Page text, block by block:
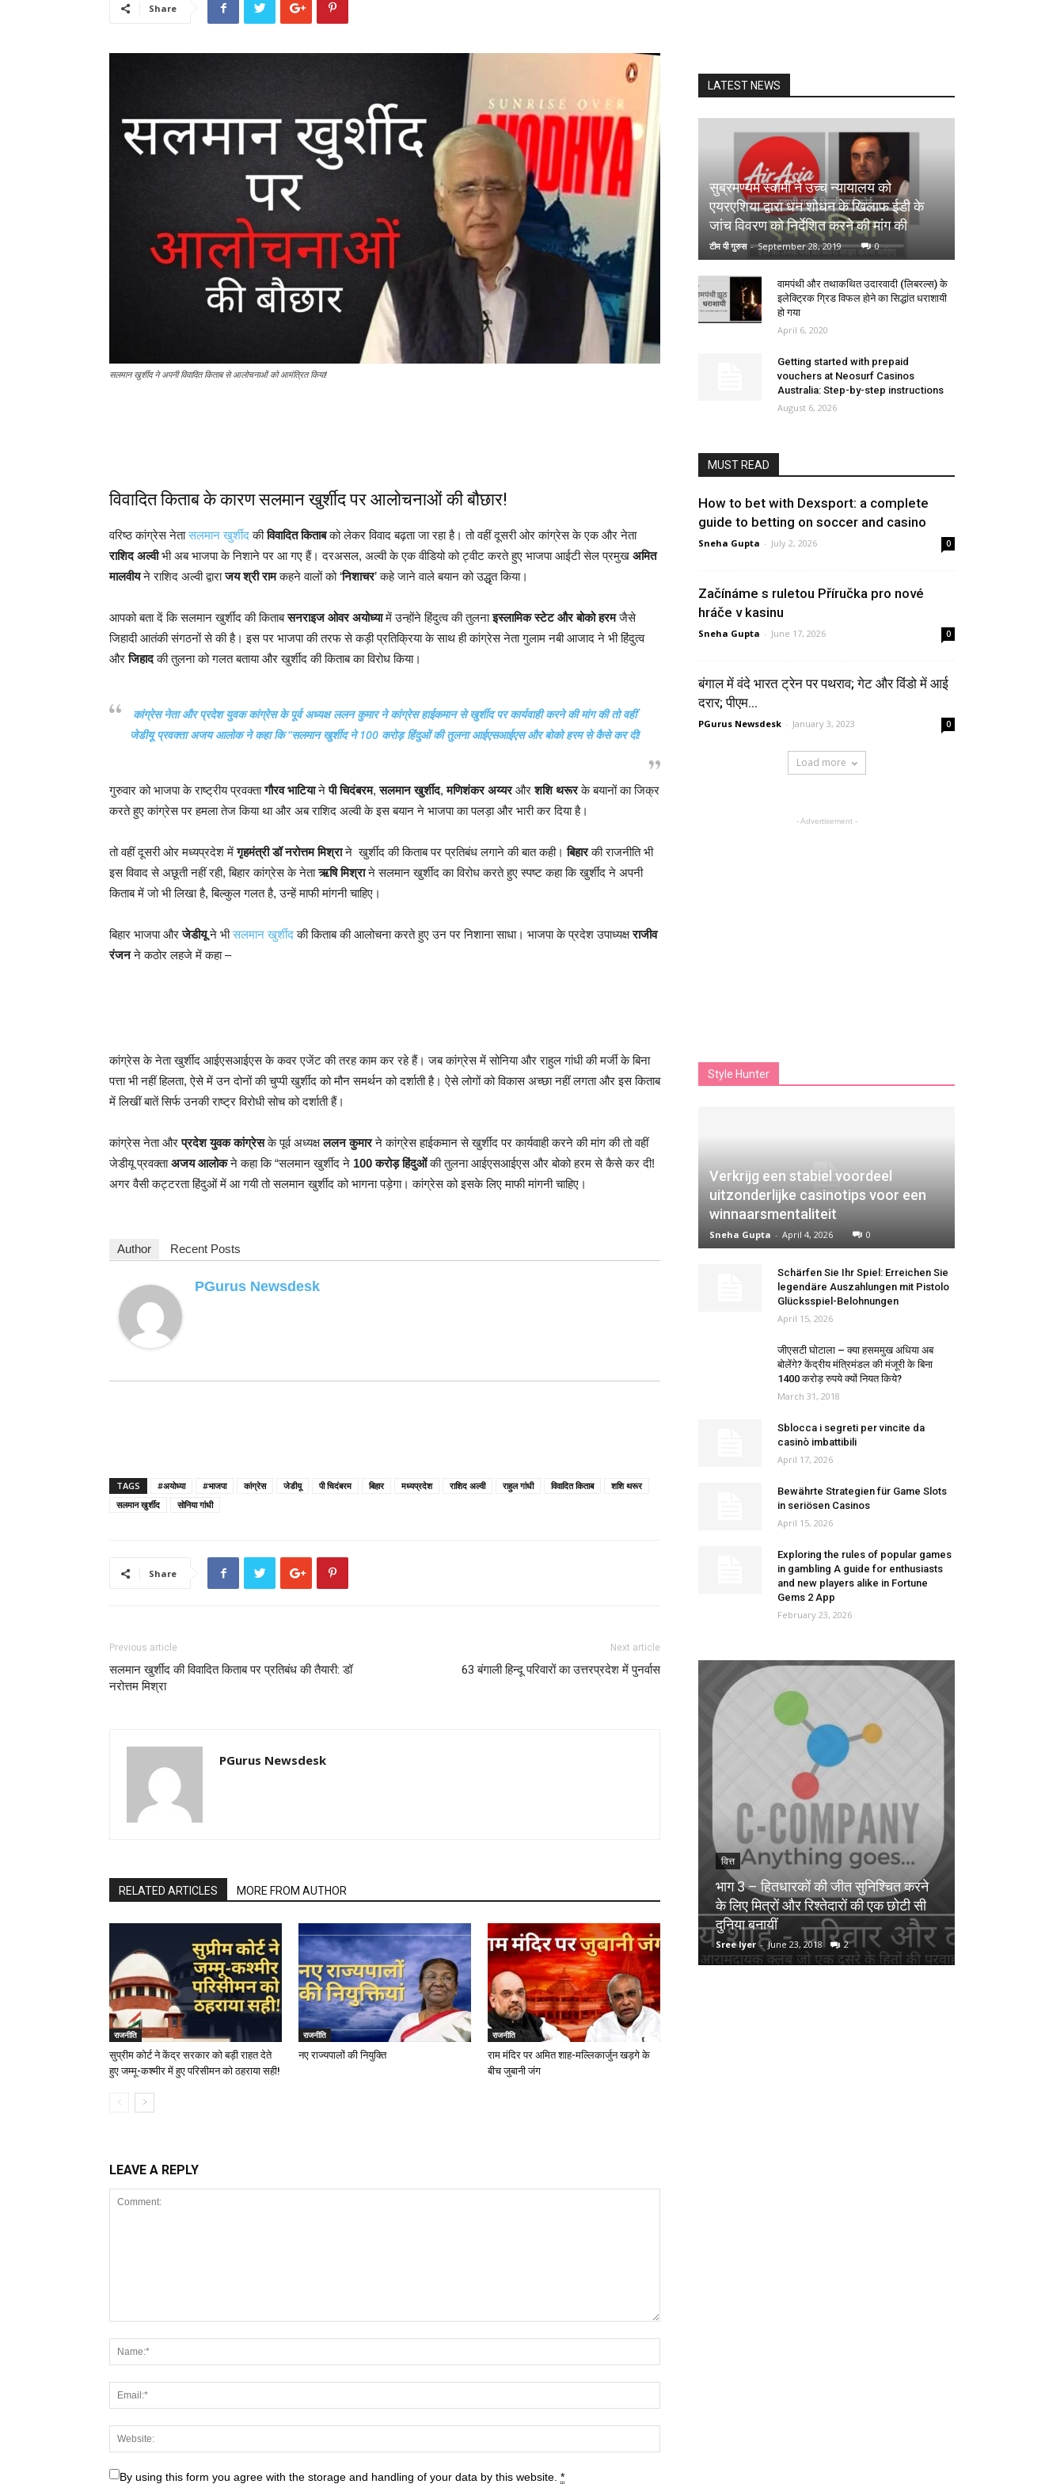
Share
सलमान खुर्शीद ने अपनी विवादित किताब से आलोचनाओं को आमंत्रित किया!
विवादित किताब के कारण सलमान खुर्शीद पर आलोचनाओं की बौछार!
वरिष्ठ कांग्रेस नेतासलमान खुर्शीदकीविवादित किताबको लेकर विवाद बढ़ता जा रहा है। तो वहीं दूसरी ओर कांग्रेस के एक और नेता
राशिद अल्वीभी अब भाजपा के निशाने पर आ गए हैं। दरअसल, अल्वी के एक वीडियो को ट्वीट करते हुए भाजपा आईटी सेल प्रमुख अमित
मालवीयने राशिद अल्वी द्वाराजय श्री रामकहने वालों को ‘निशाचर’ कहे जाने वाले बयान को उद्धृत किया।
आपको बता दें कि सलमान खुर्शीद की किताबसनराइज ओवर अयोध्यामें उन्होंने हिंदुत्व की तुलनाइस्लामिक स्टेट और बोको हरमजैसे
जिहादी आतंकी संगठनों से की है। इस पर भाजपा की तरफ से कड़ी प्रतिक्रिया के साथ ही कांग्रेस नेता गुलाम नबी आजाद ने भी हिंदुत्व
औरजिहादकी तुलना को गलत बताया और खुर्शीद की किताब का विरोध किया।
कांग्रेस नेता और प्रदेश युवक कांग्रेस के पूर्व अध्यक्ष ललन कुमार ने कांग्रेस हाईकमान से खुर्शीद पर कार्यवाही करने की मांग की तो वहीं
जेडीयू प्रवक्ता अजय आलोक ने कहा कि “सलमान खुर्शीद ने 100 करोड़ हिंदुओं की तुलना आईएसआईएस और बोको हरम से कैसे कर दी!
गुरुवार को भाजपा के राष्ट्रीय प्रवक्तागौरव भाटियानेपी चिदंबरम,सलमान खुर्शीद,मणिशंकर अय्यरऔरशशि थरूरके बयानों का जिक्र
करते हुए कांग्रेस पर हमला तेज किया था और अब राशिद अल्वी के इस बयान ने भाजपा का पलड़ा और भारी कर दिया है।
तो वहीं दूसरी ओर मध्यप्रदेश मेंगृहमंत्री डॉ नरोत्तम मिश्राने खुर्शीद की किताब पर प्रतिबंध लगाने की बात कही।बिहारकी राजनीति भी
इस विवाद से अछूती नहीं रही, बिहार कांग्रेस के नेताऋषि मिश्राने सलमान खुर्शीद का विरोध करते हुए स्पष्ट कहा कि खुर्शीद ने अपनी
किताब में जो भी लिखा है, बिल्कुल गलत है, उन्हें माफी मांगनी चाहिए।
बिहार भाजपा औरजेडीयूने भीसलमान खुर्शीदकी किताब की आलोचना करते हुए उन पर निशाना साधा। भाजपा के प्रदेश उपाध्यक्षराजीव
रंजनने कठोर लहजे में कहा –
कांग्रेस के नेता खुर्शीद आईएसआईएस के कवर एजेंट की तरह काम कर रहे हैं। जब कांग्रेस में सोनिया और राहुल गांधी की मर्जी के बिना
पत्ता भी नहीं हिलता, ऐसे में उन दोनों की चुप्पी खुर्शीद को मौन समर्थन को दर्शाती है। ऐसे लोगों को विकास अच्छा नहीं लगता और इस किताब
में लिखीं बातें सिर्फ उनकी राष्ट्र विरोधी सोच को दर्शाती हैं।
कांग्रेस नेता औरप्रदेश युवक कांग्रेसके पूर्व अध्यक्षललन कुमारने कांग्रेस हाईकमान से खुर्शीद पर कार्यवाही करने की मांग की तो वहीं
जेडीयू प्रवक्ताअजय आलोकने कहा कि “सलमान खुर्शीद ने 100 करोड़ हिंदुओंकी तुलना आईएसआईएस और बोको हरम से कैसे कर दी!
अगर वैसी कट्टरता हिंदुओं में आ गयी तो सलमान खुर्शीद को भागना पड़ेगा। कांग्रेस को इसके लिए माफी मांगनी चाहिए।
Author Recent Posts
PGurus Newsdesk
TAGS #अयोध्या #भाजपा कांग्रेस जेडीयू पी चिदंबरम बिहार मध्यप्रदेश राशिद अल्वी राहुल गांधी विवादित किताब
शशि थरूर
सलमान खुर्शीद
सोनिया गांधी
Share
Previous article
सलमान खुर्शीद की विवादित किताब पर प्रतिबंध की तैयारी: डॉ
नरोत्तम मिश्रा
Next article
63 बंगाली हिन्दू परिवारों का उत्तरप्रदेश में पुनर्वास
PGurus Newsdesk
RELATED ARTICLES MORE FROM AUTHOR
राजनीति
सुप्रीम कोर्ट ने केंद्र सरकार को बड़ी राहत देते
हुए जम्मू-कश्मीर में हुए परिसीमन को ठहराया सही!
राजनीति
नए राज्यपालों की नियुक्ति
राजनीति
राम मंदिर पर अमित शाह-मल्लिकार्जुन खड़गे के
बीच जुबानी जंग
LEAVE A REPLY
By using this form you agree with the storage and handling of your data by this website. *
LATEST NEWS
सुब्रमण्यम स्वामी ने उच्च न्यायालय को
एयरएशिया द्वारा धन शोधन के खिलाफ ईडी के
जांच विवरण को निर्देशित करने की मांग की
टीम पी गुरुस - September 28, 2019 0
वामपंथी और तथाकथित उदारवादी (लिबरल्स) के
इलेक्ट्रिक ग्रिड विफल होने का सिद्धांत धराशायी
हो गया
April 6, 2020
Getting started with prepaid
vouchers at Neosurf Casinos
Australia: Step-by-step instructions
August 6, 2026
MUST READ
How to bet with Dexsport: a complete
guide to betting on soccer and casino
Sneha Gupta - July 2, 2026 0
Začínáme s ruletou Příručka pro nové
hráče v kasinu
Sneha Gupta - June 17, 2026 0
बंगाल में वंदे भारत ट्रेन पर पथराव; गेट और विंडो में आई
दरार; पीएम...
PGurus Newsdesk - January 3, 2023 0
Load more
- Advertisement -
Style Hunter
Verkrijg een stabiel voordeel
uitzonderlijke casinotips voor een
winnaarsmentaliteit
Sneha Gupta - April 4, 2026 0
Schärfen Sie Ihr Spiel: Erreichen Sie
legendäre Auszahlungen mit Pistolo
Glücksspiel-Belohnungen
April 15, 2026
जीएसटी घोटाला – क्या हसममुख अधिया अब
बोलेंगे? केंद्रीय मंत्रिमंडल की मंजूरी के बिना
1400 करोड़ रुपये क्यों नियत किये?
March 31, 2018
Sblocca i segreti per vincite da
casinò imbattibili
April 17, 2026
Bewährte Strategien für Game Slots
in seriösen Casinos
April 15, 2026
Exploring the rules of popular games
in gambling A guide for enthusiasts
and new players alike in Fortune
Gems 2 App
February 23, 2026
वित्त
भाग 3 – हितधारकों की जीत सुनिश्चित करने
के लिए मित्रों और रिश्तेदारों की एक छोटी सी
दुनिया बनायीं
Sree Iyer - June 23, 2018 2